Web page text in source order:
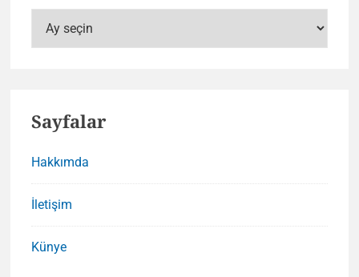
Sayfalar
Hakkımda
İletişim
Künye